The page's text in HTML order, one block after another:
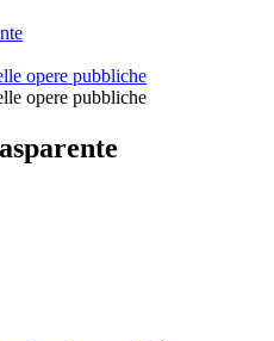
opere pubbliche
opere pubbliche